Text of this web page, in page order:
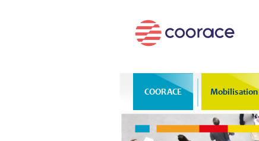
COORACE Mobilisation